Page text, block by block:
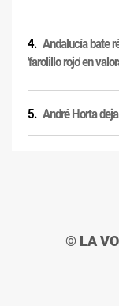
Andalucía bate
'farolillo rojo' en
André Horta
© LA